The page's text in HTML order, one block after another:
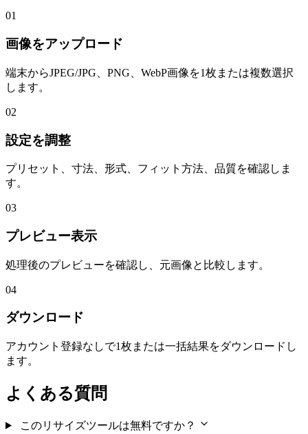
01
画像をアップロード
端末からJPEG/JPG、PNG、WebP画像を1枚または複数選択
します。
02
設定を調整
プリセット、寸法、形式、フィット方法、品質を確認しま
す。
03
プレビュー表示
処理後のプレビューを確認し、元画像と比較します。
04
ダウンロード
アカウント登録なしで1枚または一括結果をダウンロードし
ます。
よくある質問
このリサイズツールは無料ですか？